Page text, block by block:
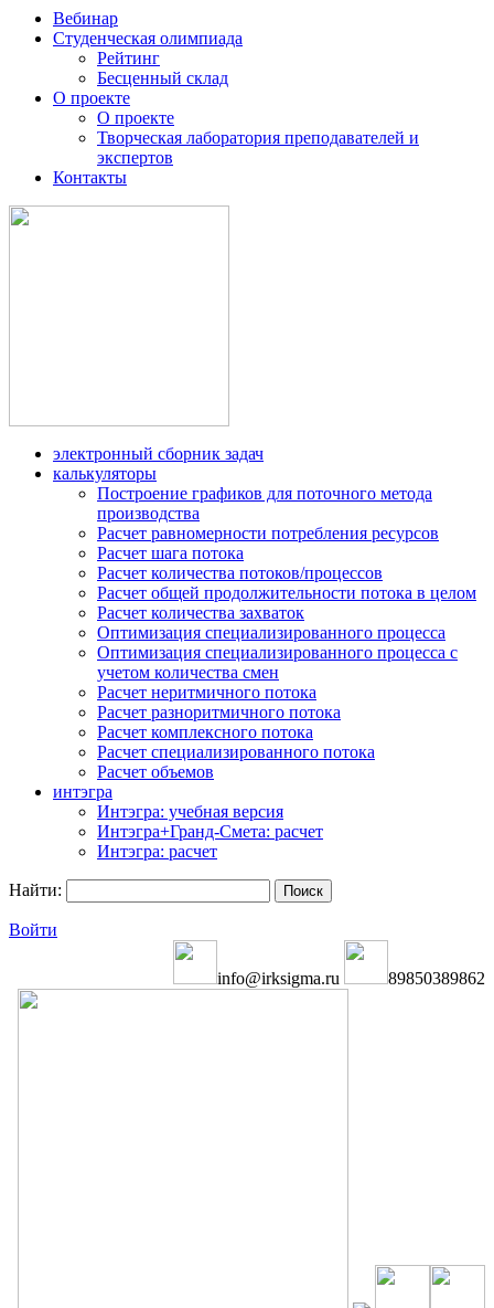
Вебинар
Студенческая олимпиада
Рейтинг
Бесценный склад
О проекте
О проекте
Творческая лаборатория преподавателей и
экспертов
Контакты
электронный сборник задач
калькуляторы
Построение графиков для поточного метода
производства
Расчет равномерности потребления ресурсов
Расчет шага потока
Расчет количества потоков/процессов
Расчет общей продолжительности потока в целом
Расчет количества захваток
Оптимизация специализированного процесса
Оптимизация специализированного процесса с
учетом количества смен
Расчет неритмичного потока
Расчет разноритмичного потока
Расчет комплексного потока
Расчет специализированного потока
Расчет объемов
интэгра
Интэгра: учебная версия
Интэгра+Гранд-Смета: расчет
Интэгра: расчет
Найти:
Войти
info@irksigma.ru 89850389862